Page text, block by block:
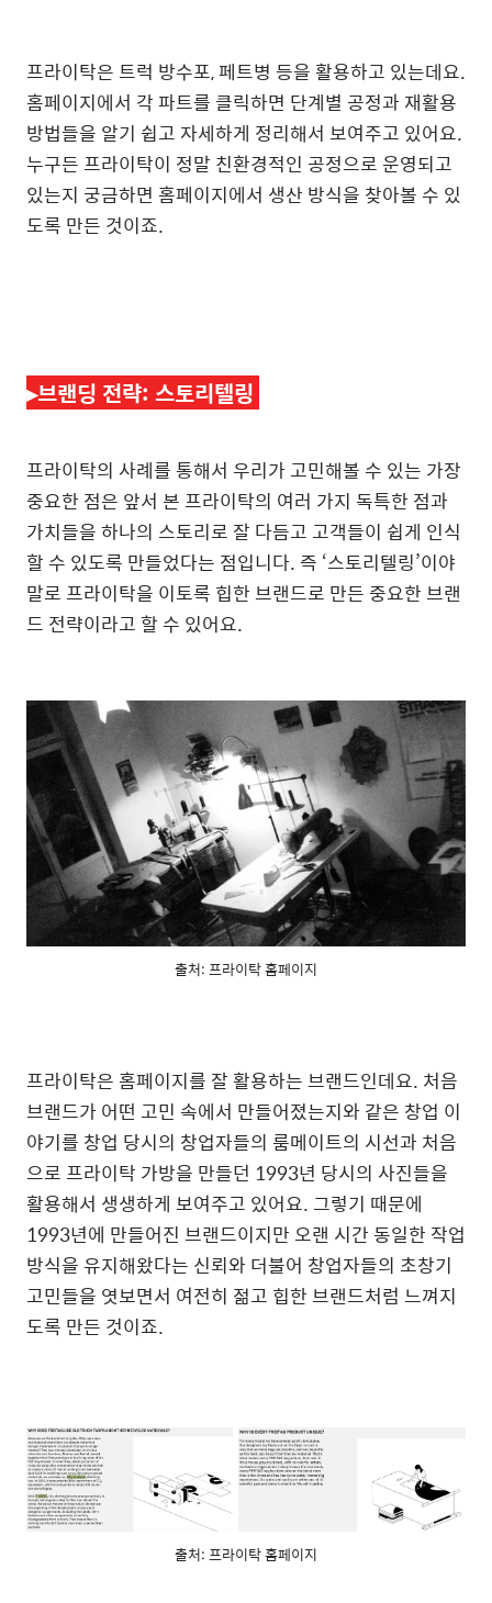
프라이탁은 트럭 방수포, 페트병 등을 활용하고 있는데요.
홈페이지에서 각 파트를 클릭하면 단계별 공정과 재활용
방법들을 알기 쉽고 자세하게 정리해서 보여주고 있어요.
누구든 프라이탁이 정말 친환경적인 공정으로 운영되고
있는지 궁금하면 홈페이지에서 생산 방식을 찾아볼 수 있
도록 만든 것이죠.
▸브랜딩 전략: 스토리텔링
프라이탁의 사례를 통해서 우리가 고민해볼 수 있는 가장
중요한 점은 앞서 본 프라이탁의 여러 가지 독특한 점과
가치들을 하나의 스토리로 잘 다듬고 고객들이 쉽게 인식
할 수 있도록 만들었다는 점입니다. 즉 ‘스토리텔링’이야
말로 프라이탁을 이토록 힙한 브랜드로 만든 중요한 브랜
드 전략이라고 할 수 있어요.
출처: 프라이탁 홈페이지
프라이탁은 홈페이지를 잘 활용하는 브랜드인데요. 처음
브랜드가 어떤 고민 속에서 만들어졌는지와 같은 창업 이
야기를 창업 당시의 창업자들의 룸메이트의 시선과 처음
으로 프라이탁 가방을 만들던 1993년 당시의 사진들을
활용해서 생생하게 보여주고 있어요. 그렇기 때문에
1993년에 만들어진 브랜드이지만 오랜 시간 동일한 작업
방식을 유지해왔다는 신뢰와 더불어 창업자들의 초창기
고민들을 엿보면서 여전히 젊고 힙한 브랜드처럼 느껴지
도록 만든 것이죠.
출처: 프라이탁 홈페이지